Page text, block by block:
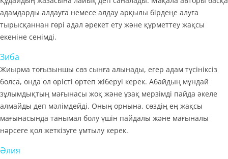
адамдарды алдауға немесе алдау арқылы бірдеңе алуға
тырысқаннан гөрі адал әрекет ету және құрметтеу жақсы
екеніне сенімді.
Зиба
Жиырма тоғызыншы сөз сынға алынады, егер адам түсініксіз
болса, онда ол өрісті өртеп жіберуі керек. Абайдың мұндай
зұлымдықтың мағынасы жоқ және ұзақ мерзімді пайда әкеле
алмайды деп мәлімдейді. Оның орнына, сөздің ең жақсы
мағынасында танымал болу үшін пайдалы және мағыналы
нәрсеге қол жеткізуге ұмтылу керек.
Әлия